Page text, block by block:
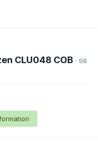
CLU048 COB · 98